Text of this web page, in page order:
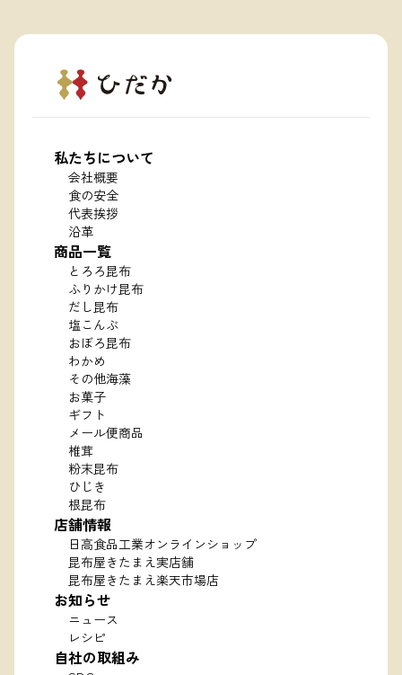
私たちについて
会社概要
食の安全
代表挨拶
沿革
商品一覧
とろろ昆布
ふりかけ昆布
だし昆布
塩こんぶ
おぼろ昆布
わかめ
その他海藻
お菓子
ギフト
メール便商品
椎茸
粉末昆布
ひじき
根昆布
店舗情報
日高食品工業オンラインショップ
昆布屋きたまえ実店舗
昆布屋きたまえ楽天市場店
お知らせ
ニュース
レシピ
自社の取組み